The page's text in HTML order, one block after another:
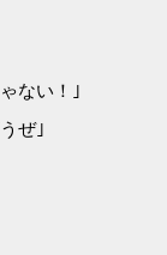
ない！｣
ぜ｣